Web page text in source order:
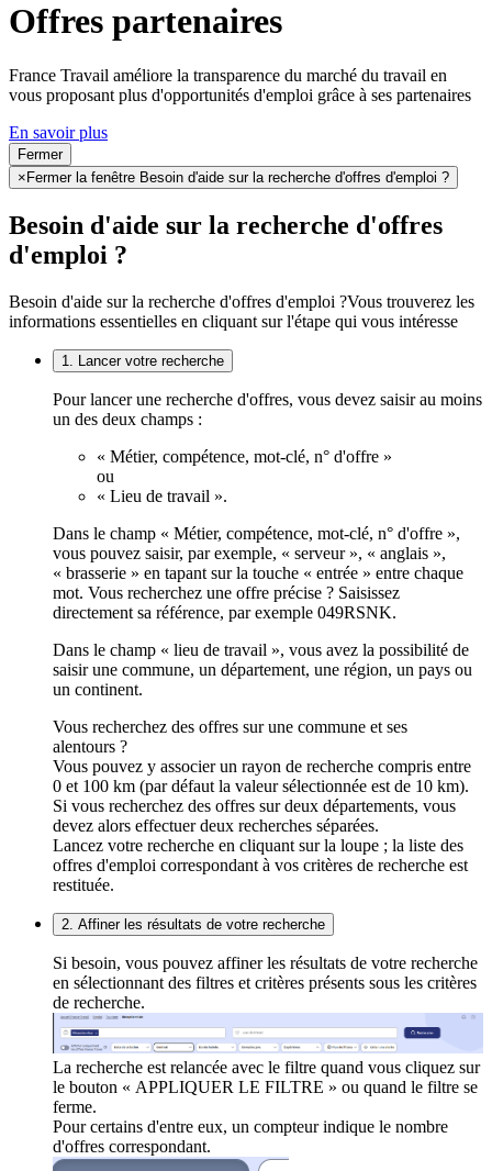
Offres partenaires
France Travail améliore la transparence du marché du travail en
vous proposant plus d'opportunités d'emploi grâce à ses partenaires
En savoir plus
Fermer
×Fermer la fenêtre Besoin d'aide sur la recherche d'offres d'emploi ?
Besoin d'aide sur la recherche d'offres
d'emploi ?
Besoin d'aide sur la recherche d'offres d'emploi ?Vous trouverez les
informations essentielles en cliquant sur l'étape qui vous intéresse
1. Lancer votre recherche
Pour lancer une recherche d'offres, vous devez saisir au moins
un des deux champs :
« Métier, compétence, mot-clé, n° d'offre »
ou
« Lieu de travail ».
Dans le champ « Métier, compétence, mot-clé, n° d'offre »,
vous pouvez saisir, par exemple, « serveur », « anglais »,
« brasserie » en tapant sur la touche « entrée » entre chaque
mot. Vous recherchez une offre précise ? Saisissez
directement sa référence, par exemple 049RSNK.
Dans le champ « lieu de travail », vous avez la possibilité de
saisir une commune, un département, une région, un pays ou
un continent.
Vous recherchez des offres sur une commune et ses
alentours ?
Vous pouvez y associer un rayon de recherche compris entre
0 et 100 km (par défaut la valeur sélectionnée est de 10 km).
Si vous recherchez des offres sur deux départements, vous
devez alors effectuer deux recherches séparées.
Lancez votre recherche en cliquant sur la loupe ; la liste des
offres d'emploi correspondant à vos critères de recherche est
restituée.
2. Affiner les résultats de votre recherche
Si besoin, vous pouvez affiner les résultats de votre recherche
en sélectionnant des filtres et critères présents sous les critères
de recherche.
La recherche est relancée avec le filtre quand vous cliquez sur
le bouton « APPLIQUER LE FILTRE » ou quand le filtre se
ferme.
Pour certains d'entre eux, un compteur indique le nombre
d'offres correspondant.